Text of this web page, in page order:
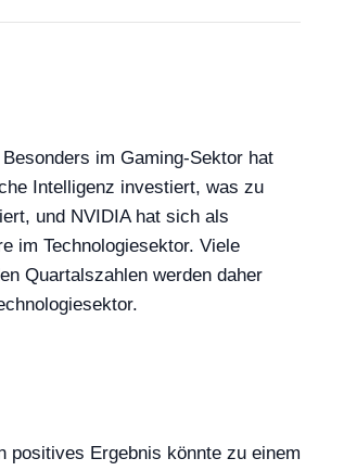
im Gaming-Sektor hat
Intelligenz investiert, was zu
und NVIDIA hat sich als
im Technologiesektor. Viele
Quartalszahlen werden daher
positives Ergebnis könnte zu einem